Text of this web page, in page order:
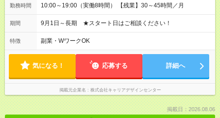
勤務時間 10:00～19:00（実働8時間） 【残業】30～45時間／月
期間 9月1日～長期 ★スタート日はご相談ください！
特徴 副業・WワークOK
気になる！ 応募する 詳細へ
掲載元企業名 株式会社キャリアデザインセンター
掲載日：2026.08.06